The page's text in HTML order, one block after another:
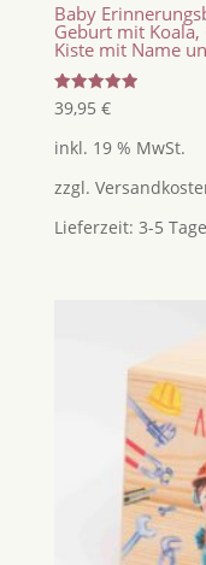
Baby
Geburt mit Koala,
Kiste mit Name
Bewertet
mit
von 5
39,95 €
inkl. 19 % MwSt.
zzgl.
Lieferzeit: 3-5 Tage